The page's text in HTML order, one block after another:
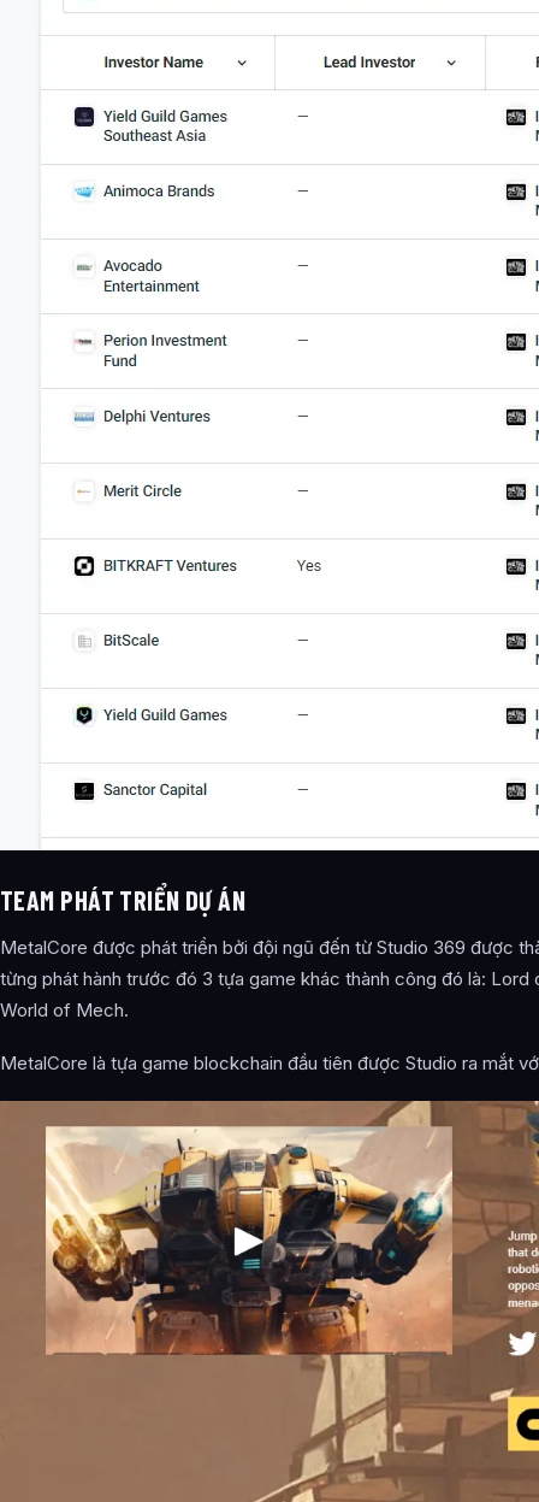
TEAM PHÁT TRIỂN DỰ ÁN
MetalCore được phát triển bởi đội ngũ đến từ Studio 369 được
từng phát hành trước đó 3 tựa game khác thành công đó là:
World of Mech.
MetalCore là tựa game blockchain đầu tiên được Studio ra mắt